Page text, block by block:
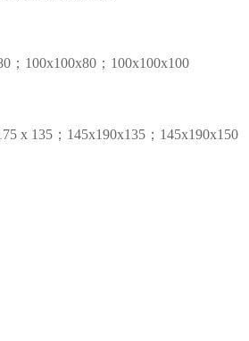
；100x100x80；100x100x100
x 135；145x190x135；145x190x150